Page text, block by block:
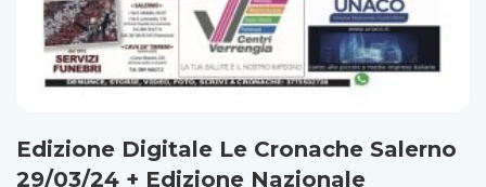
Edizione Digitale Le Cronache Salerno